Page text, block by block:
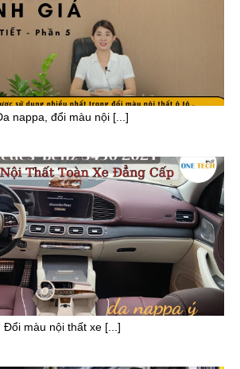
nappa, đổi màu nội [...]
Đổi màu nội thất xe [...]